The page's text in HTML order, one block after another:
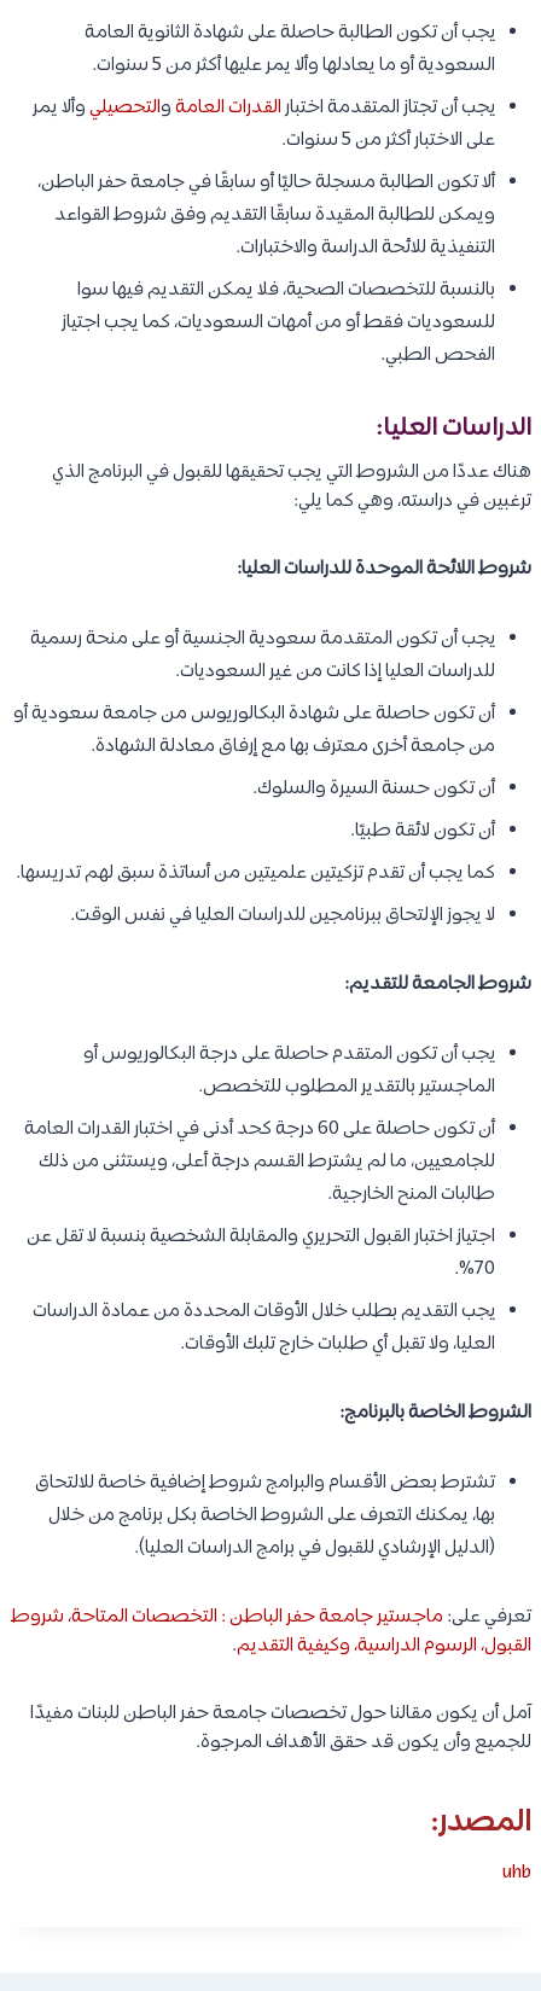
يجب أن تكون الطالبة حاصلة على شهادة الثانوية العامة
السعودية أو ما يعادلها وألا يمر عليها أكثر من 5 سنوات.
يجب أن تجتاز المتقدمة اختبارالقدرات العامةوالتحصيليوألا يمر
على الاختبار أكثر من 5 سنوات.
ألا تكون الطالبة مسجلة حاليًا أو سابقًا في جامعة حفر الباطن،
ويمكن للطالبة المقيدة سابقًا التقديم وفق شروط القواعد
التنفيذية للائحة الدراسة والاختبارات.
بالنسبة للتخصصات الصحية، فلا يمكن التقديم فيها سوا
للسعوديات فقط أو من أمهات السعوديات، كما يجب اجتياز
الفحص الطبي.
الدراسات العليا:
هناك عددًا من الشروط التي يجب تحقيقها للقبول في البرنامج الذي
ترغبين في دراسته، وهي كما يلي:
شروط اللائحة الموحدة للدراسات العليا:
يجب أن تكون المتقدمة سعودية الجنسية أو على منحة رسمية
للدراسات العليا إذا كانت من غير السعوديات.
أن تكون حاصلة على شهادة البكالوريوس من جامعة سعودية أو
من جامعة أخرى معترف بها مع إرفاق معادلة الشهادة.
أن تكون حسنة السيرة والسلوك.
أن تكون لائقة طبيًا.
كما يجب أن تقدم تزكيتين علميتين من أساتذة سبق لهم تدريسها.
لا يجوز الإلتحاق ببرنامجين للدراسات العليا في نفس الوقت.
شروط الجامعة للتقديم:
يجب أن تكون المتقدم حاصلة على درجة البكالوريوس أو
الماجستير بالتقدير المطلوب للتخصص.
أن تكون حاصلة على 60 درجة كحد أدنى في اختبار القدرات العامة
للجامعيين، ما لم يشترط القسم درجة أعلى، ويستثنى من ذلك
طالبات المنح الخارجية.
اجتياز اختبار القبول التحريري والمقابلة الشخصية بنسبة لا تقل عن
70%.
يجب التقديم بطلب خلال الأوقات المحددة من عمادة الدراسات
العليا، ولا تقبل أي طلبات خارج تلبك الأوقات.
الشروط الخاصة بالبرنامج:
تشترط بعض الأقسام والبرامج شروط إضافية خاصة للالتحاق
بها، يمكنك التعرف على الشروط الخاصة بكل برنامج من خلال
(الدليل الإرشادي للقبول في برامج الدراسات العليا).
تعرفي على: ماجستير جامعة حفر الباطن : التخصصات المتاحة، شروط
القبول، الرسوم الدراسية، وكيفية التقديم.
آمل أن يكون مقالنا حول تخصصات جامعة حفر الباطن للبنات مفيدًا
للجميع وأن يكون قد حقق الأهداف المرجوة.
المصدر:
uhb